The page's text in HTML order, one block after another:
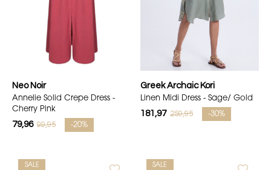
Neo Noir
Annelie Solid Crepe Dress -
Cherry Pink
79,96 99,95 -20%
Greek Archaic Kori
Linen Midi Dress - Sage/ Gold
181,97 259,95 -30%
SALE SALE